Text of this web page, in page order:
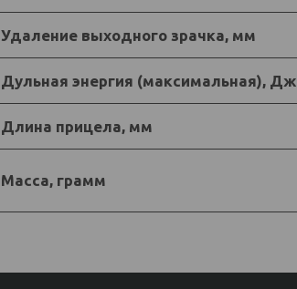
Удаление выходного зрачка, мм
Дульная энергия (максимальная), Дж
Длина прицела, мм
Масса, грамм